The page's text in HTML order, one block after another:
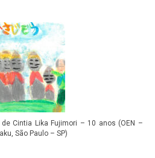
Cintia Lika Fujimori – 10 anos (OEN –
São Paulo – SP)